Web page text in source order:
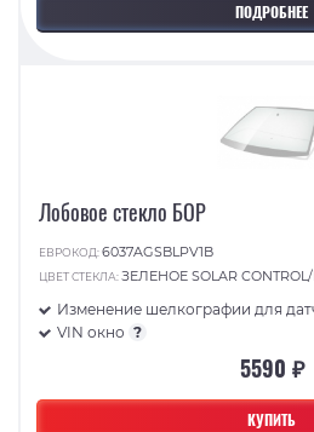
ПОДРОБНЕЕ
КУПИТЬ
Лобовое стекло БОР
ЕВРОКОД:6037AGSBLPV1B
ЦВЕТ СТЕКЛА:ЗЕЛЕНОЕ SOLAR
Изменение шелкографии для
VIN окно ?
5590 ₽